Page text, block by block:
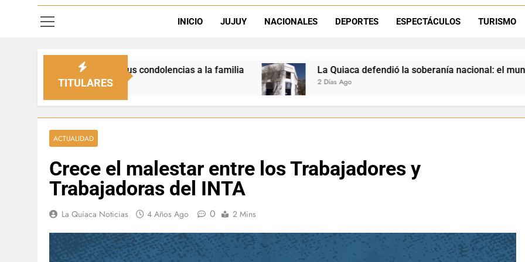
INICIO JUJUY NACIONALES DEPORTES ESPECTÁCULOS TURISMO
TITULARES
condolencias a la familia La Quiaca defendió la soberanía nacional: el municipio rechazó la
ACTUALIDAD
Crece el malestar entre los Trabajadores y
Trabajadoras del INTA
La Quiaca Noticias 4 Años Ago 0 2 Mins